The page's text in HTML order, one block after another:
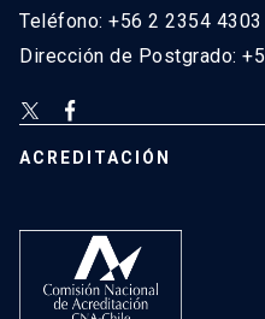
Teléfono: +56 2 2354 4303
Dirección de Postgrado:
ACREDITACIÓN